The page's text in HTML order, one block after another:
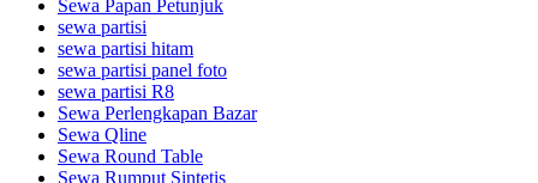
Sewa Papan Petunjuk
sewa partisi
sewa partisi hitam
sewa partisi panel foto
sewa partisi R8
Sewa Perlengkapan Bazar
Sewa Qline
Sewa Round Table
Sewa Rumput Sintetis